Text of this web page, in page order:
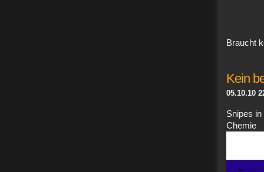
Braucht
Kein
05.10.10
Snipes in